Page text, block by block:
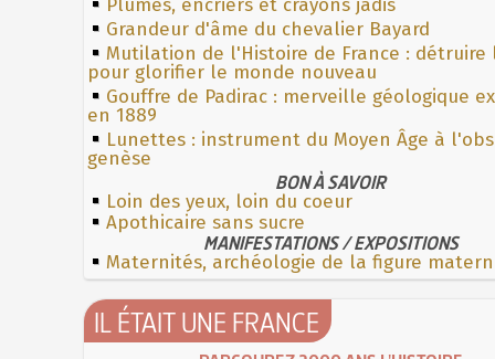
Plumes, encriers et crayons jadis
Grandeur d'âme du chevalier Bayard
Mutilation de l'Histoire de France : détruire
pour glorifier le monde nouveau
Gouffre de Padirac : merveille géologique
en 1889
Lunettes : instrument du Moyen Âge à
genèse
BON À SAVOIR
Loin des yeux, loin du coeur
Apothicaire sans sucre
MANIFESTATIONS / EXPOSITIONS
Maternités, archéologie de la figure
IL ÉTAIT UNE FRANCE